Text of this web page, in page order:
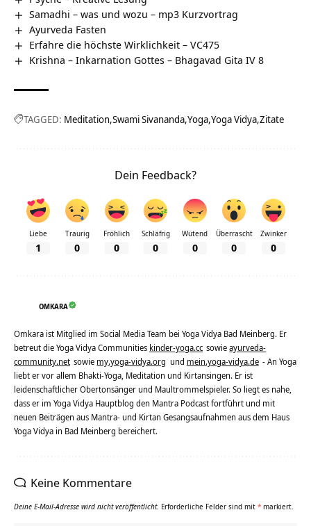
Samadhi – was und wozu – mp3 Kurzvortrag
Ayurveda Fasten
Erfahre die höchste Wirklichkeit – VC475
Krishna – Inkarnation Gottes – Bhagavad Gita IV 8
TAGGED: Meditation Swami Sivananda Yoga Yoga Vidya Zitate
Dein Feedback?
Liebe
1
Traurig
0
Fröhlich
0
Schläfrig
0
Wütend
0
Überrascht
0
Zwinker
0
OMKARA
Omkara ist Mitglied im Social Media Team bei Yoga Vidya Bad Meinberg. Er
betreut die Yoga Vidya Communities kinder-yoga.cc sowieayurveda-
community.net sowie my.yoga-vidya.org und mein.yoga-vidya.de - An Yoga
liebt er vor allem Bhakti-Yoga, Meditation und Kirtansingen. Er ist
leidenschaftlicher Obertonsänger und Maultrommelspieler. So liegt es nahe,
dass er im Yoga Vidya Hauptblog den Mantra Podcast fortführt und mit
neuen Beiträgen aus Mantra- und Kirtan Gesangsaufnahmen aus dem Haus
Yoga Vidya in Bad Meinberg bereichert.
Keine Kommentare
Deine E-Mail-Adresse wird nicht veröffentlicht. Erforderliche Felder sind mit * markiert.